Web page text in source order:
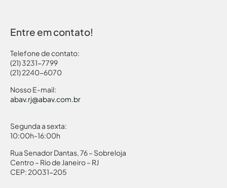
Entre em contato!
Telefone de contato:
(21) 3231-7799
(21) 2240-6070
Nosso E-mail:
abav.rj@abav.com.br
Segunda a sexta:
10:00h-16:00h
Rua Senador Dantas, 76 – Sobreloja
Centro – Rio de Janeiro – RJ
CEP: 20031-205